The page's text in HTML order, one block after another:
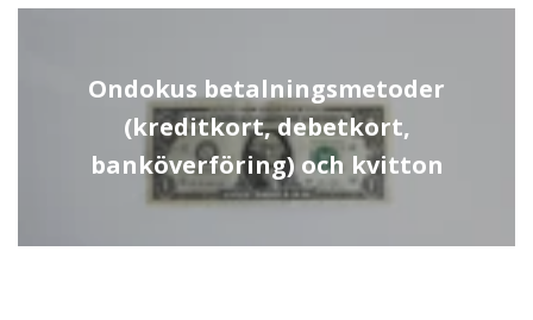
Ondokus betalningsmetoder
(kreditkort, debetkort,
banköverföring) och kvitton